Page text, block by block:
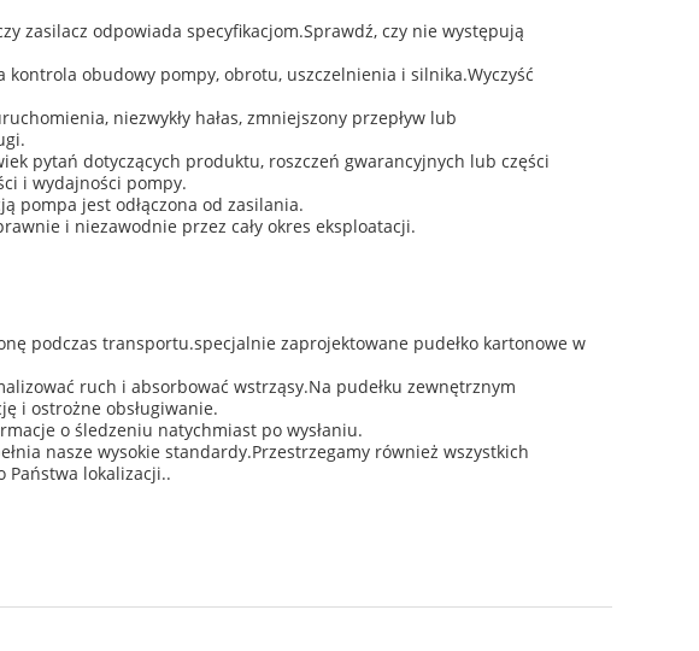
zasilacz odpowiada specyfikacjom.Sprawdź, czy nie występują
obudowy pompy, obrotu, uszczelnienia i silnika.Wyczyść
niezwykły hałas, zmniejszony przepływ lub
pytań dotyczących produktu, roszczeń gwarancyjnych lub części
i wydajności pompy.
pompa jest odłączona od zasilania.
i niezawodnie przez cały okres eksploatacji.
podczas transportu.specjalnie zaprojektowane pudełko kartonowe w
ruch i absorbować wstrząsy.Na pudełku zewnętrznym
i ostrożne obsługiwanie.
o śledzeniu natychmiast po wysłaniu.
nasze wysokie standardy.Przestrzegamy również wszystkich
Państwa lokalizacji..